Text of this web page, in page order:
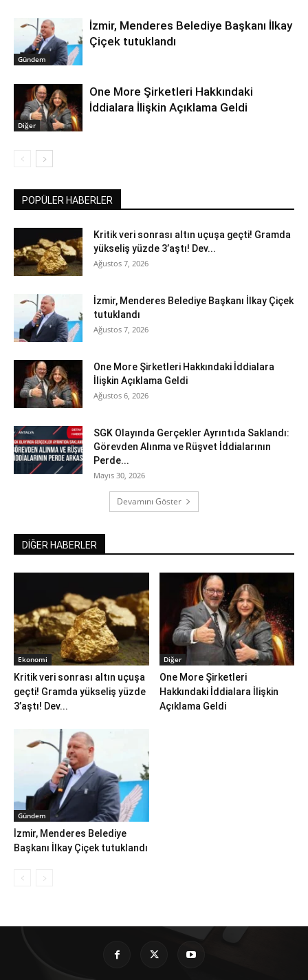
Gündem
İzmir, Menderes Belediye Başkanı İlkay
Çiçek tutuklandı
Diğer
One More Şirketleri Hakkındaki
İddialara İlişkin Açıklama Geldi
POPÜLER HABERLER
Kritik veri sonrası altın uçuşa geçti! Gramda
yükseliş yüzde 3’aştı! Dev...
Ağustos 7, 2026
İzmir, Menderes Belediye Başkanı İlkay Çiçek
tutuklandı
Ağustos 7, 2026
One More Şirketleri Hakkındaki İddialara
İlişkin Açıklama Geldi
Ağustos 6, 2026
SGK Olayında Gerçekler Ayrıntıda Saklandı:
Görevden Alınma ve Rüşvet İddialarının
Perde...
Mayıs 30, 2026
Devamını Göster
DİĞER HABERLER
Ekonomi
Kritik veri sonrası altın uçuşa
geçti! Gramda yükseliş yüzde
3’aştı! Dev...
Diğer
One More Şirketleri
Hakkındaki İddialara İlişkin
Açıklama Geldi
Gündem
İzmir, Menderes Belediye
Başkanı İlkay Çiçek tutuklandı